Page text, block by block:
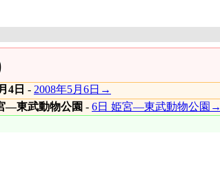
4日 - 2008年5月6日→
―東武動物公園 - 6日 姫宮―東武動物公園→